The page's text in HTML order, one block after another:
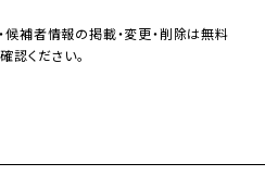
補者情報の掲載・変更・削除は無料
認ください。